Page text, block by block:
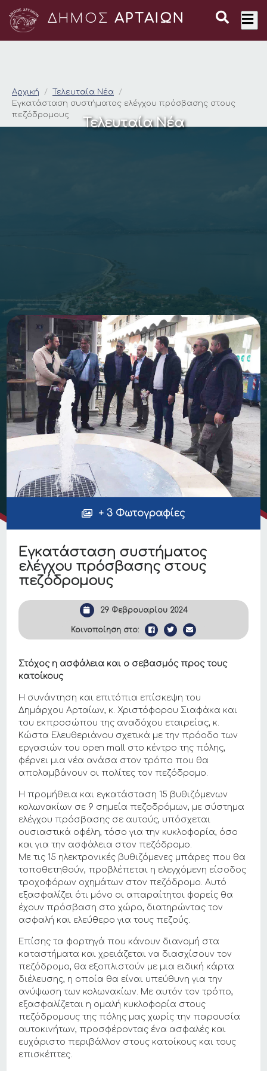
ΔΗΜΟΣ ΑΡΤΑΙΩΝ
Εγκατάσταση
Αρχική
Τελευταία Νέα
Εγκατάσταση συστήματος ελέγχου πρόσβασης στους
πεζόδρομους
Τελευταία Νέα
+ 3 Φωτογραφίες
Εγκατάσταση συστήματος
ελέγχου πρόσβασης στους
πεζόδρομους
29 Φεβρουαρίου 2024
Κοινοποίηση στο:
Στόχος η ασφάλεια και ο σεβασμός προς τους
κατοίκους
Η συνάντηση και επιτόπια επίσκεψη του
Δημάρχου Αρταίων, κ. Χριστόφορου Σιαφάκα και
του εκπροσώπου της αναδόχου εταιρείας, κ.
Κώστα Eλευθεριάνου σχετικά με την πρόοδο των
εργασιών του open mall στο κέντρο της πόλης,
φέρνει μια νέα ανάσα στον τρόπο που θα
απολαμβάνουν οι πολίτες τον πεζόδρομο.
Η προμήθεια και εγκατάσταση 15 βυθιζόμενων
κολωνακίων σε 9 σημεία πεζοδρόμων, με σύστημα
ελέγχου πρόσβασης σε αυτούς, υπόσχεται
ουσιαστικά οφέλη, τόσο για την κυκλοφορία, όσο
και για την ασφάλεια στον πεζόδρομο.
Με τις 15 ηλεκτρονικές βυθιζόμενες μπάρες που θα
τοποθετηθούν, προβλέπεται η ελεγχόμενη είσοδος
τροχοφόρων οχημάτων στον πεζόδρομο. Αυτό
εξασφαλίζει ότι μόνο οι απαραίτητοι φορείς θα
έχουν πρόσβαση στο χώρο, διατηρώντας τον
ασφαλή και ελεύθερο για τους πεζούς.
Επίσης τα φορτηγά που κάνουν διανομή στα
καταστήματα και χρειάζεται να διασχίσουν τον
πεζόδρομο, θα εξοπλιστούν με μια ειδική κάρτα
διέλευσης, η οποία θα είναι υπεύθυνη για την
ανύψωση των κολωνακίων. Με αυτόν τον τρόπο,
εξασφαλίζεται η ομαλή κυκλοφορία στους
πεζόδρομους της πόλης μας χωρίς την παρουσία
αυτοκινήτων, προσφέροντας ένα ασφαλές και
ευχάριστο περιβάλλον στους κατοίκους και τους
επισκέπτες.